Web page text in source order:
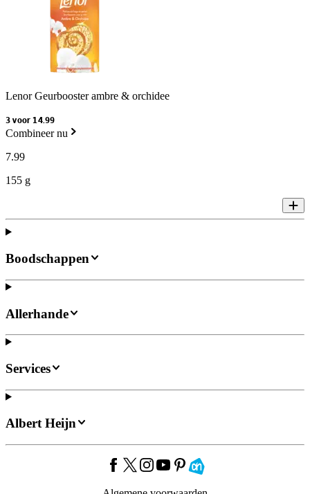
Lenor Geurbooster ambre & orchidee
3 voor 14.99
Combineer nu
7.99
155 g
Boodschappen
Allerhande
Services
Albert Heijn